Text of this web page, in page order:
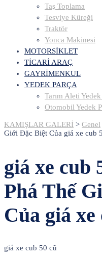
Taş Toplama
Tesviye Küreği
Traktör
Yonca Makinesi
MOTORSİKLET
TİCARİ ARAÇ
GAYRİMENKUL
YEDEK PARÇA
Tarım Aleti Yedek
Otomobil Yedek
KAMIŞLAR GALERİ > Genel
Giới Đặc Biệt Của giá xe cub
giá xe cub
Phá Thế
Của giá xe
giá xe cub 50 cũ